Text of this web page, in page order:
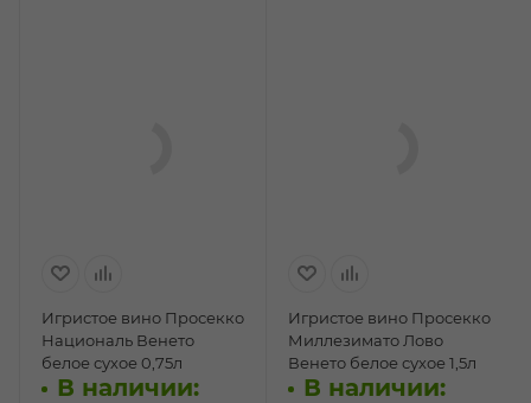
Игристое вино Просекко
Националь Венето
белое сухое 0,75л
В наличии:
Игристое вино Просекко
Миллезимато Лово
Венето белое сухое 1,5л
В наличии: